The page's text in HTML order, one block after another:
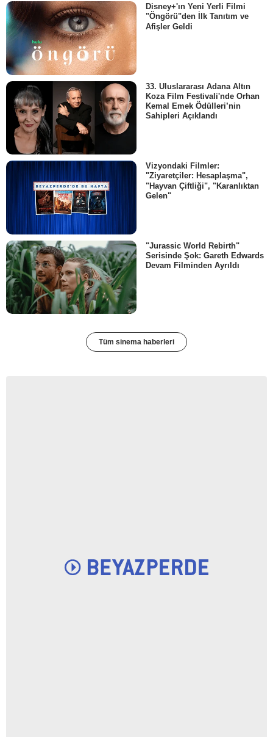
Disney+'ın Yeni Yerli Filmi
"Öngörü"den İlk Tanıtım ve
Afişler Geldi
33. Uluslararası Adana Altın
Koza Film Festivali'nde Orhan
Kemal Emek Ödülleri’nin
Sahipleri Açıklandı
Vizyondaki Filmler:
"Ziyaretçiler: Hesaplaşma",
"Hayvan Çiftliği", "Karanlıktan
Gelen"
"Jurassic World Rebirth"
Serisinde Şok: Gareth Edwards
Devam Filminden Ayrıldı
Tüm sinema haberleri